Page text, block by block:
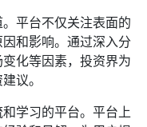
平台不仅关注表面的
和影响。通过深入分
化等因素，投资界为
议。
学习的平台。平台上